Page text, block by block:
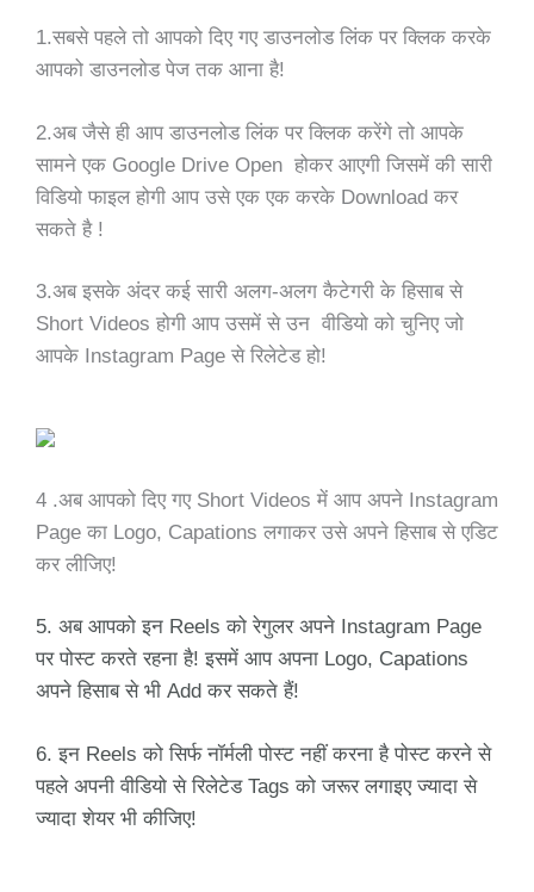
1.सबसे पहले तो आपको दिए गए डाउनलोड लिंक पर क्लिक करके
आपको डाउनलोड पेज तक आना है!
2.अब जैसे ही आप डाउनलोड लिंक पर क्लिक करेंगे तो आपके
सामने एक Google Drive Open होकर आएगी जिसमें की सारी
विडियो फाइल होगी आप उसे एक एक करके Download कर
सकते है !
3.अब इसके अंदर कई सारी अलग-अलग कैटेगरी के हिसाब से
Short Videos होगी आप उसमें से उन वीडियो को चुनिए जो
आपके Instagram Page से रिलेटेड हो!
4 .अब आपको दिए गए Short Videos में आप अपने Instagram
Page का Logo, Capations लगाकर उसे अपने हिसाब से एडिट
कर लीजिए!
5. अब आपको इन Reels को रेगुलर अपने Instagram Page
पर पोस्ट करते रहना है! इसमें आप अपना Logo, Capations
अपने हिसाब से भी Add कर सकते हैं!
6. इन Reels को सिर्फ नॉर्मली पोस्ट नहीं करना है पोस्ट करने से
पहले अपनी वीडियो से रिलेटेड Tags को जरूर लगाइए ज्यादा से
ज्यादा शेयर भी कीजिए!